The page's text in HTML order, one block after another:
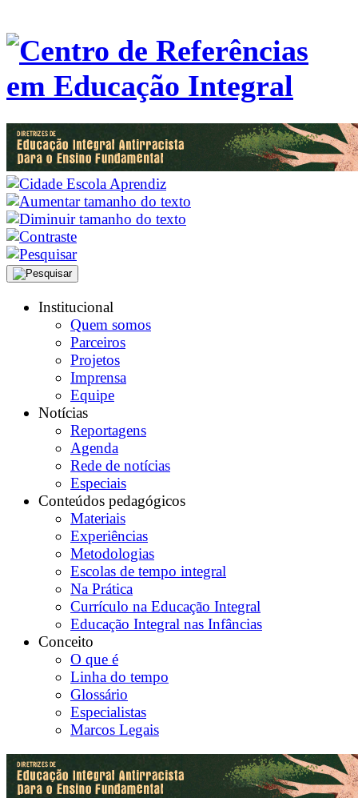
Institucional
Quem somos
Parceiros
Projetos
Imprensa
Equipe
Notícias
Reportagens
Agenda
Rede de notícias
Especiais
Conteúdos pedagógicos
Materiais
Experiências
Metodologias
Escolas de tempo integral
Na Prática
Currículo na Educação Integral
Educação Integral nas Infâncias
Conceito
O que é
Linha do tempo
Glossário
Especialistas
Marcos Legais